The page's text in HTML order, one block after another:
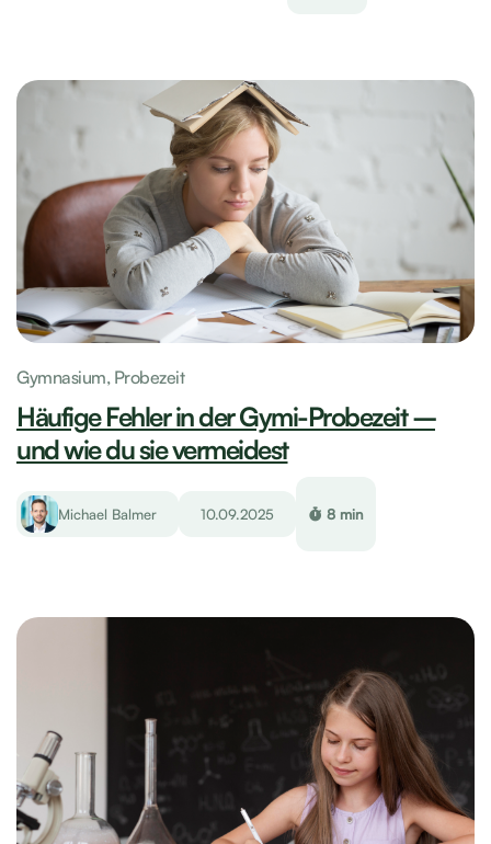
Gymnasium, Probezeit
Häufige Fehler in der Gymi-Probezeit –
und wie du sie vermeidest
Michael Balmer 10.09.2025 8 min